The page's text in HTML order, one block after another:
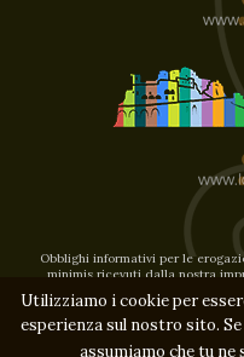
Obblighi informativi per le
minimis ricevuti dalla nostra
di stato di cui all’art.52 della
inserendo come chiave di
Utilizziamo i cookie per
esperienza sul nostro sito.
assumiamo che tu ne